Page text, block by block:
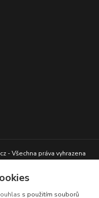
- Všechna práva vyhrazena
s použitím souborů